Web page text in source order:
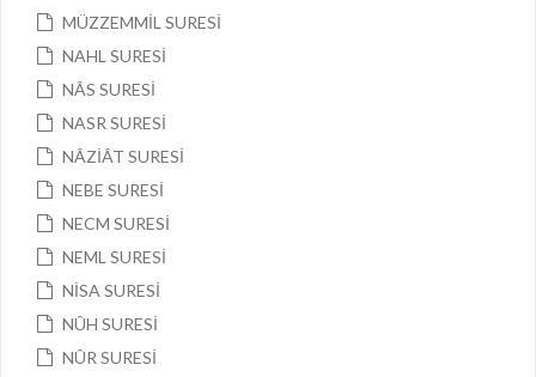
MÜZZEMMİL SURESİ
NAHL SURESİ
NÂS SURESİ
NASR SURESİ
NÂZİÂT SURESİ
NEBE SURESİ
NECM SURESİ
NEML SURESİ
NİSA SURESİ
NÛH SURESİ
NÛR SURESİ